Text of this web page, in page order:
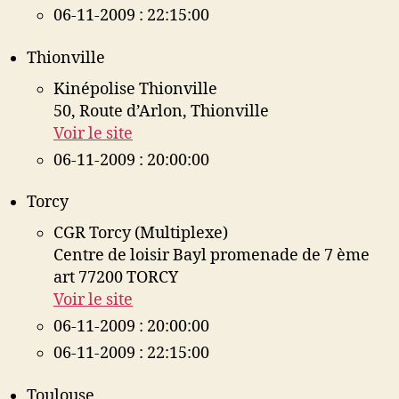
06-11-2009 : 22:15:00
Thionville
Kinépolise Thionville
50, Route d’Arlon, Thionville
Voir le site
06-11-2009 : 20:00:00
Torcy
CGR Torcy (Multiplexe)
Centre de loisir Bayl promenade de 7 ème
art 77200 TORCY
Voir le site
06-11-2009 : 20:00:00
06-11-2009 : 22:15:00